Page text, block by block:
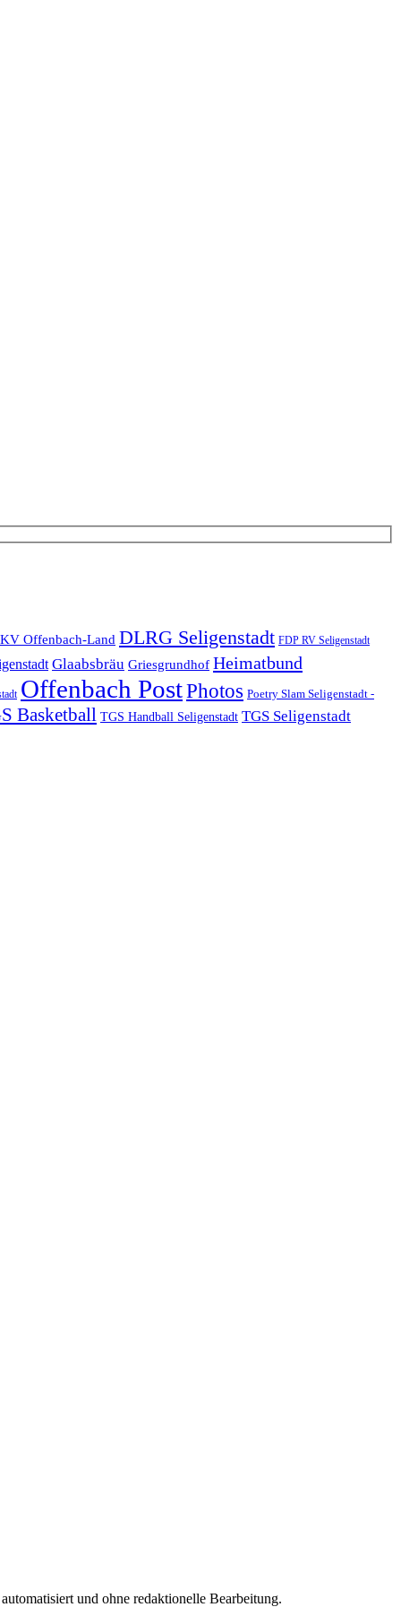
Offenbach-Land DLRG Seligenstadt FDP RV Seligenstadt
Glaabsbräu Griesgrundhof Heimatbund
Offenbach PostPhotos Poetry Slam Seligenstadt -
Basketball TGS Handball Seligenstadt TGS Seligenstadt
und ohne redaktionelle Bearbeitung.